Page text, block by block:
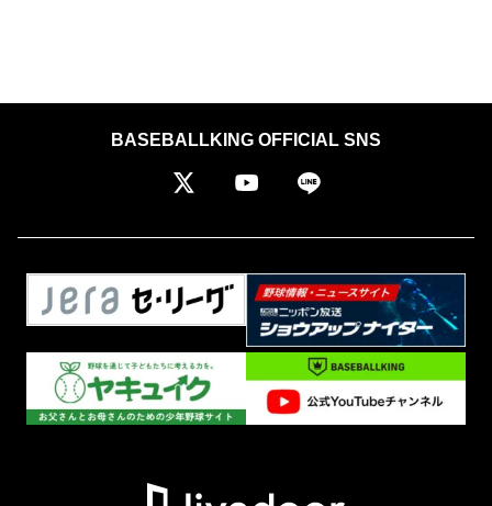
BASEBALLKING OFFICIAL SNS